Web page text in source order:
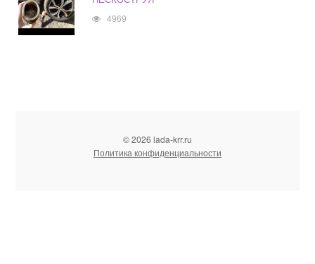
4969
© 2026 lada-krr.ru
Политика конфиденциальности